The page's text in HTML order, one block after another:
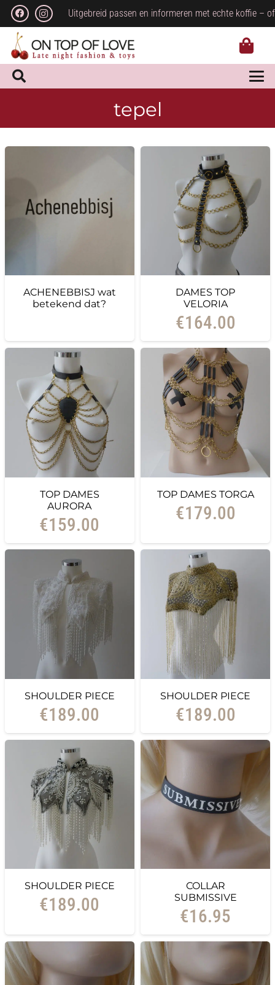
Uitgebreid passen en informeren met echte koffie –
tepel
ACHENEBBISJ wat
betekend dat?
DAMES TOP
VELORIA
€164.00
TOP DAMES
AURORA
€159.00
TOP DAMES TORGA
€179.00
SHOULDER PIECE
€189.00
SHOULDER PIECE
€189.00
SHOULDER PIECE
€189.00
COLLAR
SUBMISSIVE
€16.95